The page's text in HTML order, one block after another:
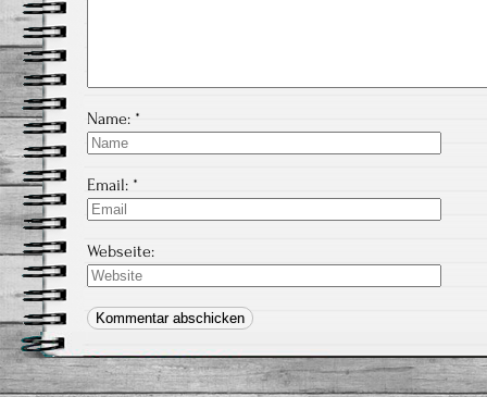
Name: *
Email: *
Webseite: